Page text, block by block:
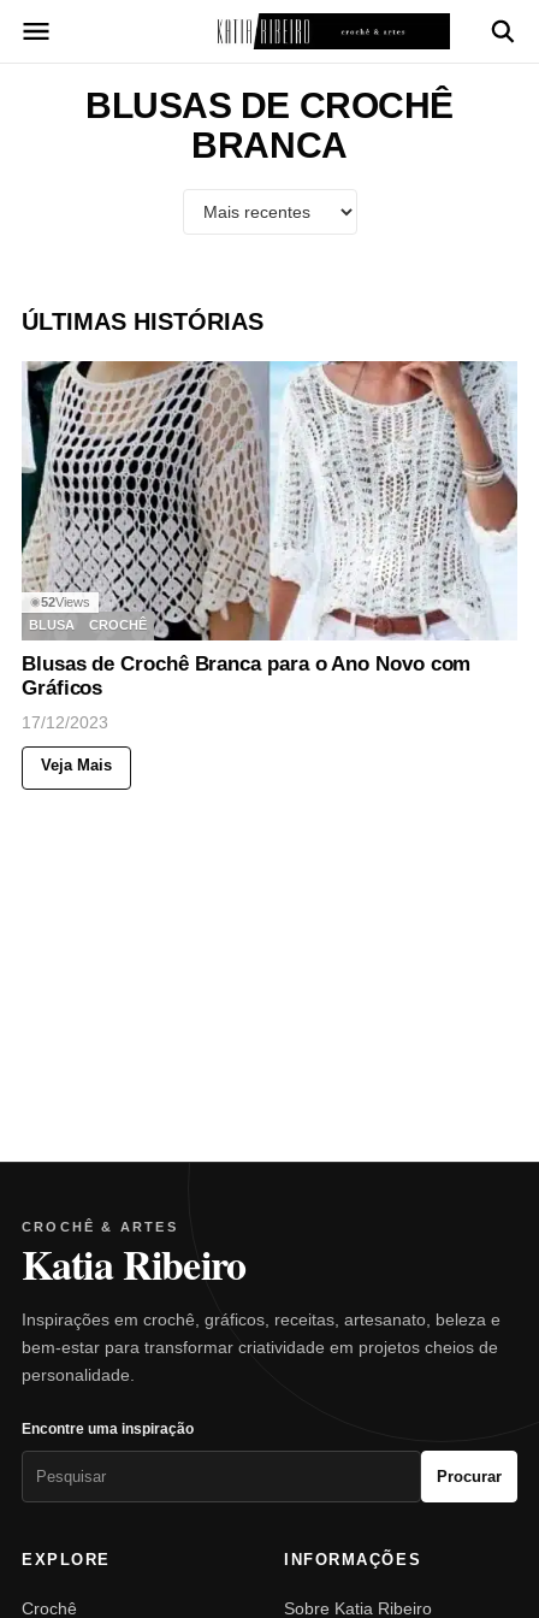
para
BLUSAS DE CROCHÊ
BRANCA
ÚLTIMAS HISTÓRIAS
◉52Views
BLUSA
CROCHÊ
Blusas de Crochê Branca para o Ano Novo com
Gráficos
17/12/2023
Veja Mais
CROCHÊ & ARTES
Katia Ribeiro
Inspirações em crochê, gráficos, receitas, artesanato, beleza e
bem-estar para transformar criatividade em projetos cheios de
personalidade.
Encontre uma inspiração
Procurar
EXPLORE
Crochê
INFORMAÇÕES
Sobre Katia Ribeiro